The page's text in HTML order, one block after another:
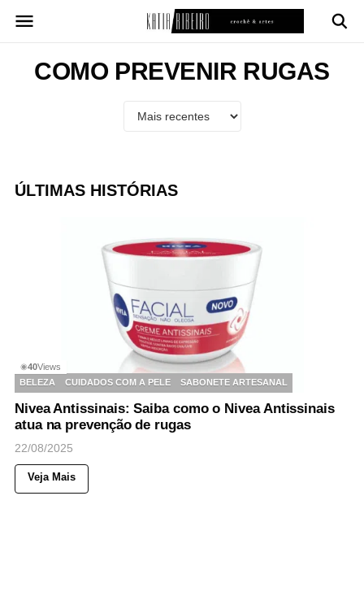
para
conteúdoCOMO PREVENIR RUGAS
ÚLTIMAS HISTÓRIAS
◉40Views
BELEZA
CUIDADOS COM A PELE SABONETE ARTESANAL
Nivea Antissinais: Saiba como o Nivea Antissinais
atua na prevenção de rugas
22/08/2025
Veja Mais